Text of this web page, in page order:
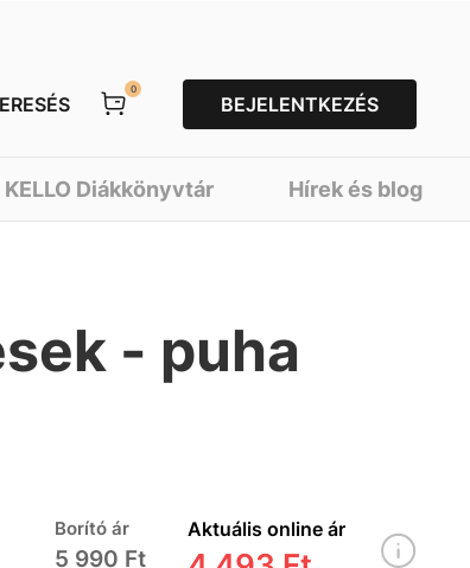
0
BEJELENTKEZÉS
KELLO Diákkönyvtár Hírek és blog
- puha
Borító ár
5 990 Ft
Aktuális online ár